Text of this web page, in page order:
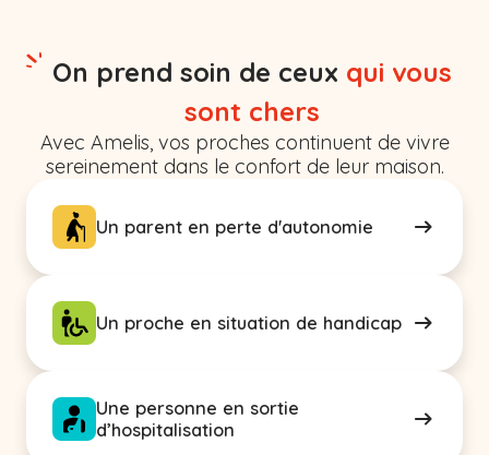
On prend soin de ceux qui vous
sont chers
Avec Amelis, vos proches continuent de vivre
sereinement dans le confort de leur maison.
Un parent en perte d'autonomie
Un proche en situation de handicap
Une personne en sortie
d’hospitalisation